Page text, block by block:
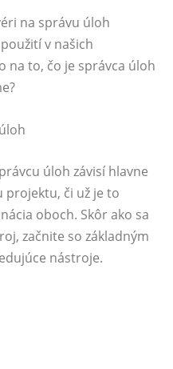
na správu úloh
v našich
na to, čo je správca úloh
úloh závisí hlavne
projektu, či už je to
oboch. Skôr ako sa
začnite so základným
nástroje.